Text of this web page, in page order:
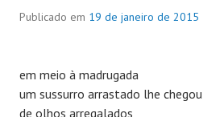
Publicado em 19 de janeiro de 2015
em meio à madrugada
um sussurro arrastado lhe chegou
de olhos arregalados